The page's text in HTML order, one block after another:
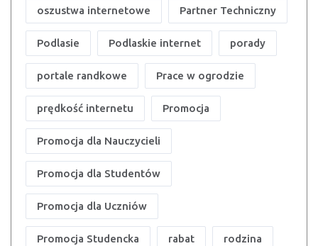
oszustwa internetowe Partner Techniczny
Podlasie Podlaskie internet porady
portale randkowe Prace w ogrodzie
prędkość internetu Promocja
Promocja dla Nauczycieli
Promocja dla Studentów
Promocja dla Uczniów
Promocja Studencka rabat rodzina